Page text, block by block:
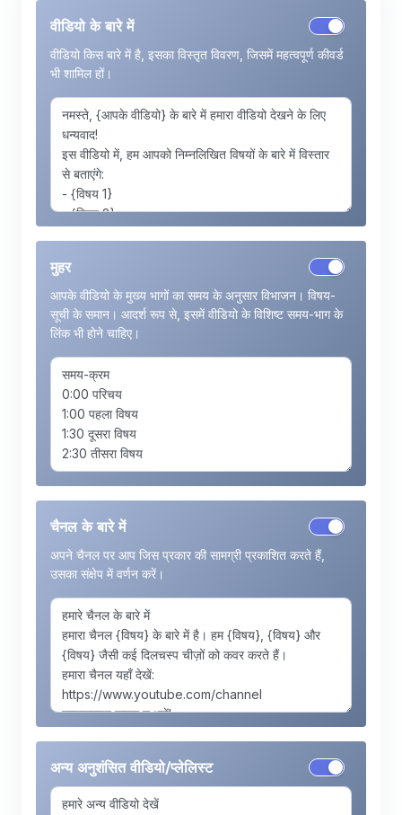
वीडियो के बारे में
वीडियो किस बारे में है, इसका विस्तृत विवरण, जिसमें महत्वपूर्ण कीवर्ड
भी शामिल हों।
मुहर
आपके वीडियो के मुख्य भागों का समय के अनुसार विभाजन। विषय-
सूची के समान। आदर्श रूप से, इसमें वीडियो के विशिष्ट समय-भाग के
लिंक भी होने चाहिए।
चैनल के बारे में
अपने चैनल पर आप जिस प्रकार की सामग्री प्रकाशित करते हैं,
उसका संक्षेप में वर्णन करें।
अन्य अनुशंसित वीडियो/प्लेलिस्ट